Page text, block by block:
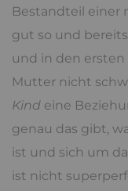
Bestandteil einer
gut so und
und in den
Mutter nicht
Kind eine
genau das gibt,
ist und sich um
ist nicht